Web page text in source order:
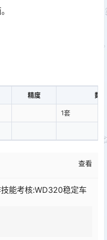
精度 数量
1套
查看
能考核:WD320稳定车